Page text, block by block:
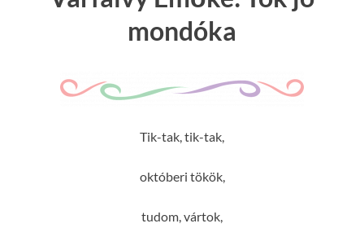
mondóka
Tik-tak, tik-tak,
októberi tökök,
tudom, vártok,